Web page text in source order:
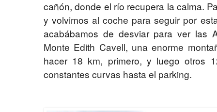
cañón, donde el río recupera la calma.
y volvimos al coche para seguir por
acabábamos de desviar para ver las
Monte Edith Cavell, una enorme
hacer 18 km, primero, y luego otros
constantes curvas hasta el parking.